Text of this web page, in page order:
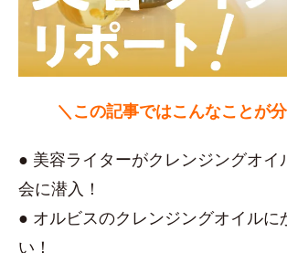
＼この記事ではこんなことが
● 美容ライターがクレンジングオイ
会に潜入！
● オルビスのクレンジングオイルに
い！